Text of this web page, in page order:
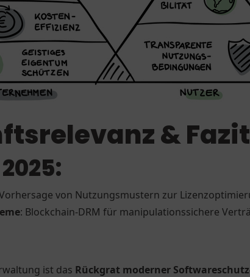
& Fazit
von Nutzungsmustern zur
: Blockchain-DRM für manipulationssichere
ist das Rückgrat moderner